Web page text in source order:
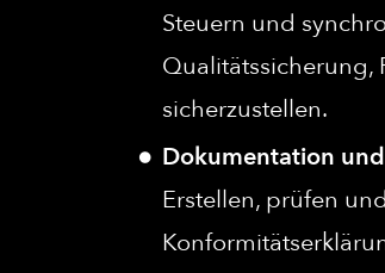
Steuern und
Qualitätssicherung,
sicherzustellen.
Dokumentation
Erstellen, prüfen